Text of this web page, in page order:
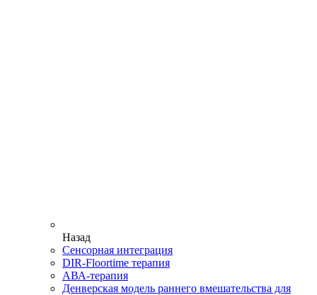
Назад
Сенсорная интеграция
DIR-Floortime терапия
АВА-терапия
Денверская модель раннего вмешательства для